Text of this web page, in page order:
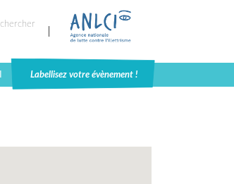
Labellisez votre évènement !